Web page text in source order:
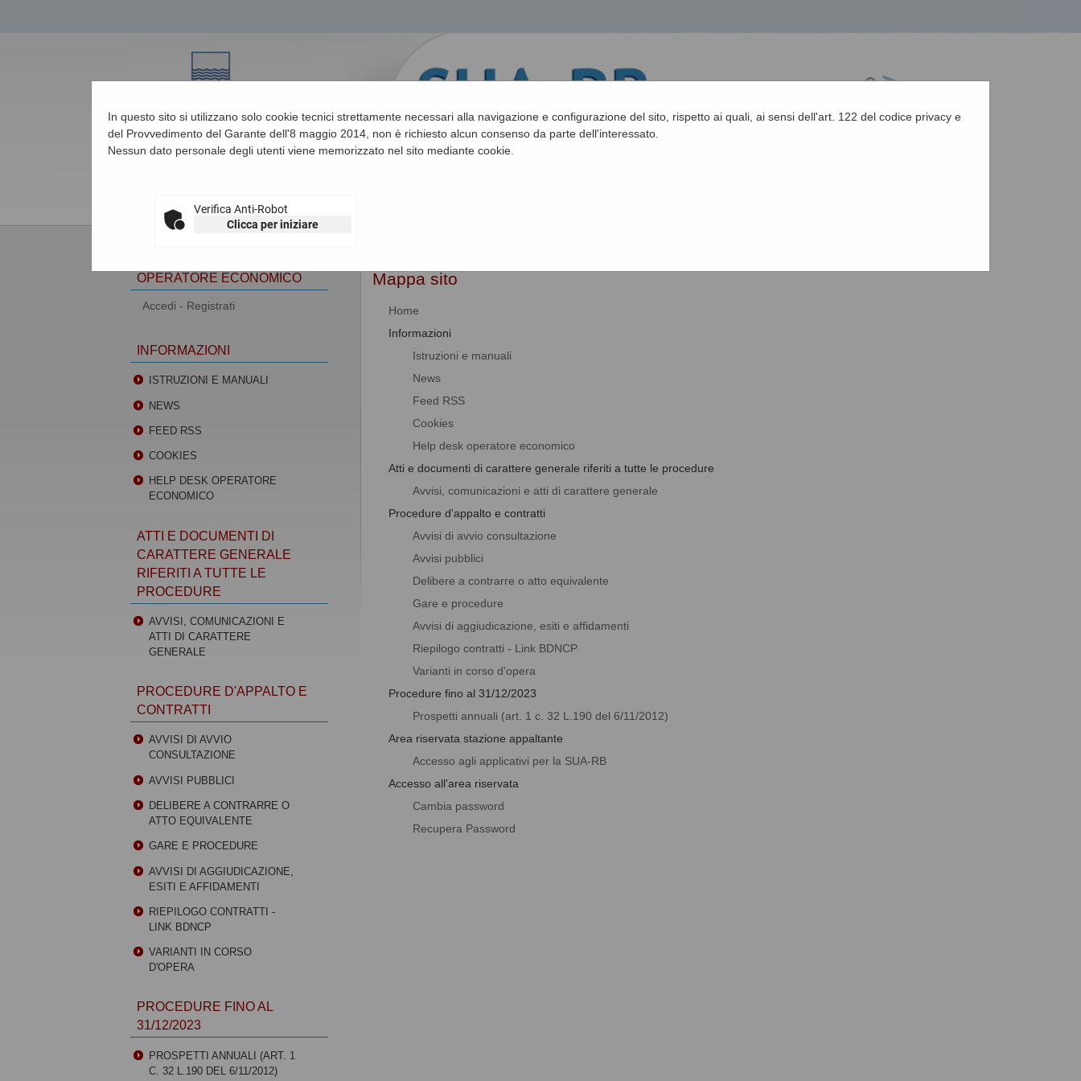
In questo sito si utilizzano solo cookie tecnici strettamente necessari alla navigazione e configurazione del sito, rispetto ai quali, ai sensi dell'art. 122 del codice privacy e
del Provvedimento del Garante dell'8 maggio 2014, non è richiesto alcun consenso da parte dell'interessato.
Nessun dato personale degli utenti viene memorizzato nel sito mediante cookie.
Verifica Anti-Robot
Clicca per iniziare
Mappa sito
Home
Informazioni
Istruzioni e manuali
News
Feed RSS
Cookies
Help desk operatore economico
Atti e documenti di carattere generale riferiti a tutte le procedure
Avvisi, comunicazioni e atti di carattere generale
Procedure d'appalto e contratti
Avvisi di avvio consultazione
Avvisi pubblici
Delibere a contrarre o atto equivalente
Gare e procedure
Avvisi di aggiudicazione, esiti e affidamenti
Riepilogo contratti - Link BDNCP
Varianti in corso d'opera
Procedure fino al 31/12/2023
Prospetti annuali (art. 1 c. 32 L.190 del 6/11/2012)
Area riservata stazione appaltante
Accesso agli applicativi per la SUA-RB
Accesso all'area riservata
Cambia password
Recupera Password
OPERATORE ECONOMICO
Accedi - Registrati
INFORMAZIONI
ISTRUZIONI E MANUALI
NEWS
FEED RSS
COOKIES
HELP DESK OPERATORE
ECONOMICO
ATTI E DOCUMENTI DI
CARATTERE GENERALE
RIFERITI A TUTTE LE
PROCEDURE
AVVISI, COMUNICAZIONI E
ATTI DI CARATTERE
GENERALE
PROCEDURE D'APPALTO E
CONTRATTI
AVVISI DI AVVIO
CONSULTAZIONE
AVVISI PUBBLICI
DELIBERE A CONTRARRE O
ATTO EQUIVALENTE
GARE E PROCEDURE
AVVISI DI AGGIUDICAZIONE,
ESITI E AFFIDAMENTI
RIEPILOGO CONTRATTI -
LINK BDNCP
VARIANTI IN CORSO
D'OPERA
PROCEDURE FINO AL
31/12/2023
PROSPETTI ANNUALI (ART. 1
C. 32 L.190 DEL 6/11/2012)